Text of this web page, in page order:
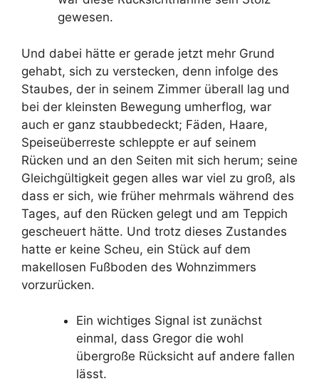
gewesen.
Und dabei hätte er gerade jetzt mehr Grund
gehabt, sich zu verstecken, denn infolge des
Staubes, der in seinem Zimmer überall lag und
bei der kleinsten Bewegung umherflog, war
auch er ganz staubbedeckt; Fäden, Haare,
Speiseüberreste schleppte er auf seinem
Rücken und an den Seiten mit sich herum; seine
Gleichgültigkeit gegen alles war viel zu groß, als
dass er sich, wie früher mehrmals während des
Tages, auf den Rücken gelegt und am Teppich
gescheuert hätte. Und trotz dieses Zustandes
hatte er keine Scheu, ein Stück auf dem
makellosen Fußboden des Wohnzimmers
vorzurücken.
Ein wichtiges Signal ist zunächst
einmal, dass Gregor die wohl
übergroße Rücksicht auf andere fallen
lässt.